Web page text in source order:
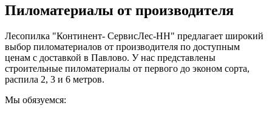
Пиломатериалы от производителя
Лесопилка "Континент- СервисЛес-НН" предлагает широкий
выбор пиломатериалов от производителя по доступным
ценам с доставкой в Павлово. У нас представлены
строительные пиломатериалы от первого до эконом сорта,
распила 2, 3 и 6 метров.
Мы обязуемся: